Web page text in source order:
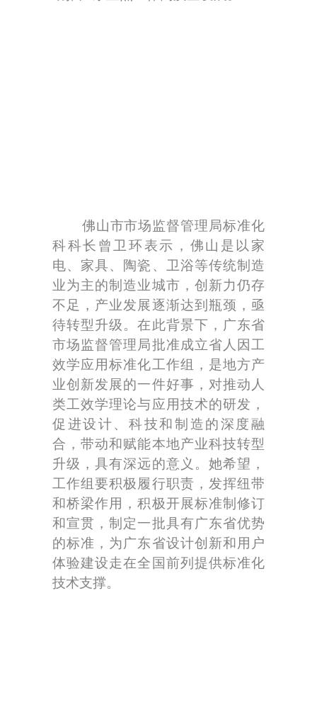
佛山市市场监督管理局标准化
科科长曾卫环表示，佛山是以家
电、家具、陶瓷、卫浴等传统制造
业为主的制造业城市，创新力仍存
不足，产业发展逐渐达到瓶颈，亟
待转型升级。在此背景下，广东省
市场监督管理局批准成立省人因工
效学应用标准化工作组，是地方产
业创新发展的一件好事，对推动人
类工效学理论与应用技术的研发，
促进设计、科技和制造的深度融
合，带动和赋能本地产业科技转型
升级，具有深远的意义。她希望，
工作组要积极履行职责，发挥纽带
和桥梁作用，积极开展标准制修订
和宣贯，制定一批具有广东省优势
的标准，为广东省设计创新和用户
体验建设走在全国前列提供标准化
技术支撑。